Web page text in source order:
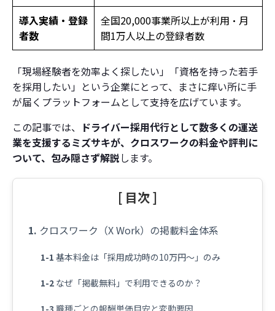
導入実績・登録
者数
全国20,000事業所以上が利用・月
間1万人以上の登録者数
「現場経験者を効率よく探したい」「資格を持った若手
を採用したい」という企業にとって、まさに痒い所に手
が届くプラットフォームとして支持を広げています。
この記事では、 ドライバー採用代行として数多くの運送
業を支援するミズサキが、クロスワークの料金や評判に
ついて、包み隠さず解説します。
[ 目次 ]
クロスワーク（X Work）の掲載料金体系
基本料金は「採用成功時の10万円〜」のみ
なぜ「掲載無料」で利用できるのか？